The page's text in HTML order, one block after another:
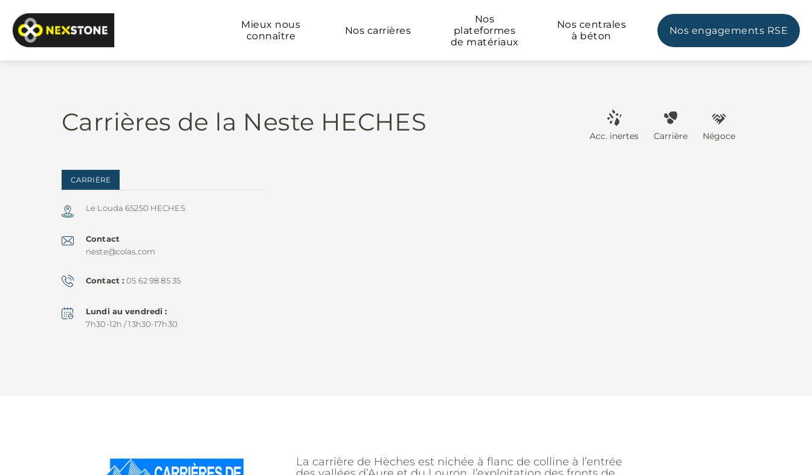
Mieux nous
connaître
Nos carrières
Nos
plateformes
de matériaux
Nos centrales
à béton
Nos engagements RSE
Carrières de la Neste HECHES Acc. inertes Carrière Négoce
CARRIÈRE
Le Louda 65250 HECHES
Contact
neste@colas.com
Contact 05 62 98 85 35
Lundi au vendredi
7h30-12h / 13h30-17h30
La carrière de Hèches est nichée à flanc de colline à l’entrée